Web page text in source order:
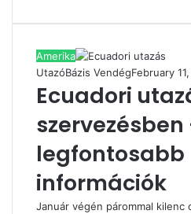
Amerika
UtazóBázis VendégFebruary
Ecuadori
szervezésben
legfontosabb
információk
Január végén párommal kilenc